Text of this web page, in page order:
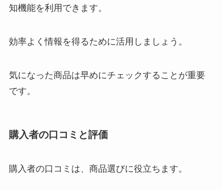
知機能を利用できます。
効率よく情報を得るために活用しましょう。
気になった商品は早めにチェックすることが重要
です。
購入者の口コミと評価
購入者の口コミは、商品選びに役立ちます。